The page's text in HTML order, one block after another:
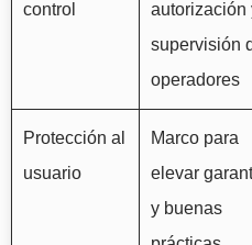
control
autorización
supervisión
operadores
Protección al
usuario
Marco para
elevar
y buenas